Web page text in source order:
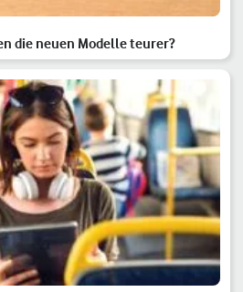
die neuen Modelle teurer?